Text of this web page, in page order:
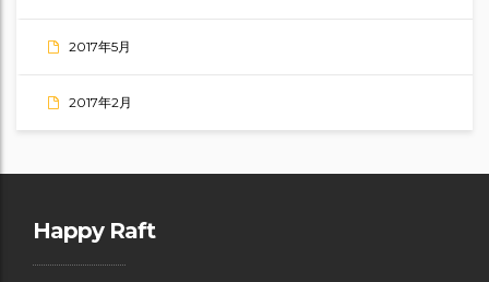
2017年5月
2017年2月
Happy Raft